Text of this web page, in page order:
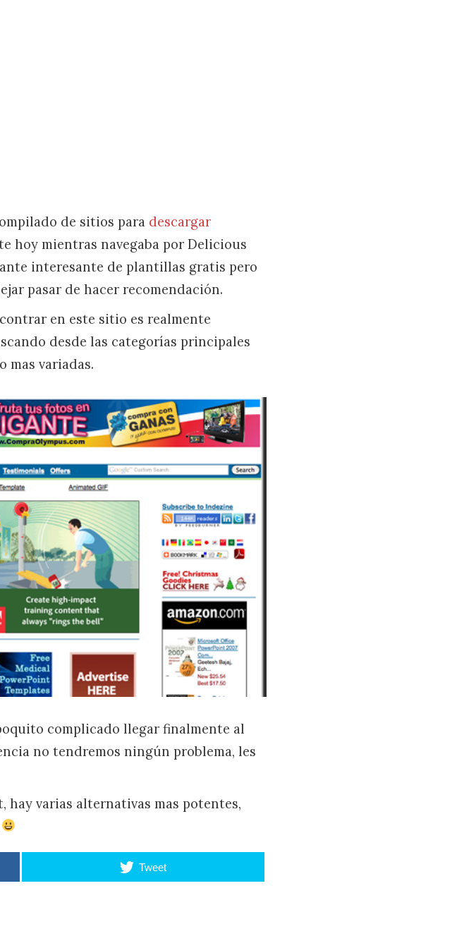
de sitios para descargar
hoy mientras navegaba por Delicious
interesante de plantillas gratis pero
pasar de hacer recomendación.
en este sitio es realmente
desde las categorías principales
mas variadas.
complicado llegar finalmente al
no tendremos ningún problema, les
hay varias alternativas mas potentes,
Tweet